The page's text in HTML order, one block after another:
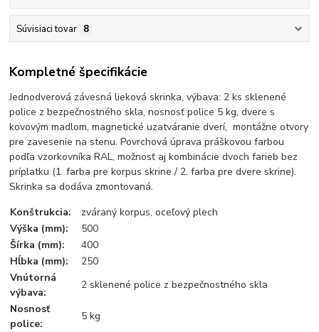
Súvisiaci tovar 8
Kompletné špecifikácie
Jednodverová závesná lieková skrinka, výbava: 2 ks sklenené
police z bezpečnostného skla, nosnosť police 5 kg, dvere s
kovovým madlom, magnetické uzatváranie dverí, montážne otvory
pre zavesenie na stenu. Povrchová úprava práškovou farbou
podľa vzorkovníka RAL, možnosť aj kombinácie dvoch farieb bez
príplatku (1. farba pre korpus skrine / 2. farba pre dvere skrine).
Skrinka sa dodáva zmontovaná.
Konštrukcia:
zváraný korpus, oceľový plech
Výška (mm):
500
Šírka (mm):
400
Hĺbka (mm):
250
Vnútorná
výbava:
2 sklenené police z bezpečnostného skla
Nosnosť
police:
5 kg